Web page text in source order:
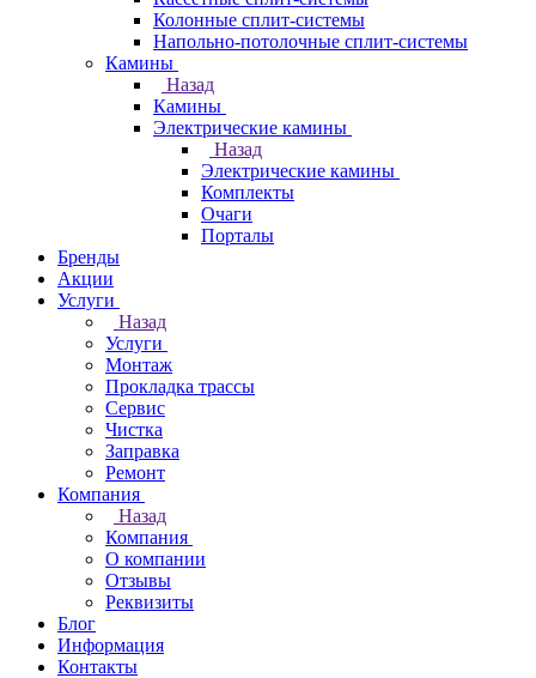
Колонные сплит-системы
Напольно-потолочные сплит-системы
Камины
Назад
Камины
Электрические камины
Назад
Электрические камины
Комплекты
Очаги
Порталы
Бренды
Акции
Услуги
Назад
Услуги
Монтаж
Прокладка трассы
Сервис
Чистка
Заправка
Ремонт
Компания
Назад
Компания
О компании
Отзывы
Реквизиты
Блог
Информация
Контакты